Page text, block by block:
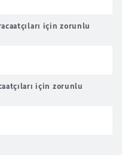
için zorunlu
için zorunlu